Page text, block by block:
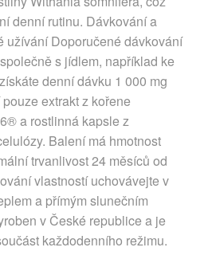
denní rutinu. Dávkování a
užívání Doporučené dávkování
s jídlem, například ke
denní dávku 1 000 mg
extrakt z kořene
a rostlinná kapsle z
Balení má hmotnost
trvanlivost 24 měsíců od
vlastností uchovávejte v
a přímým slunečním
v České republice a je
každodenního režimu.